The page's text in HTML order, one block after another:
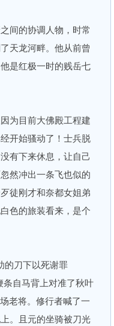
间的协调人物，时常
天龙河畔。他从前曾
是红极一时的贱岳七
为目前大佛殿工程建
开始骚动了！士兵脱
有下来休息，让自己
然冲出一条飞也似的
徒刚才和奈都女姐弟
色的旅装看来，是个
刀下以死谢罪
条自马背上对准了秋叶
老将。修行者喊了一
。且元的坐骑被刀光